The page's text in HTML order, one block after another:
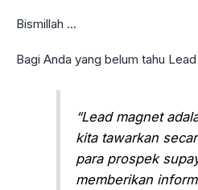
Bismillah …
Bagi Anda yang belum tahu
“Lead magnet
kita tawarkan
para prospek
memberikan